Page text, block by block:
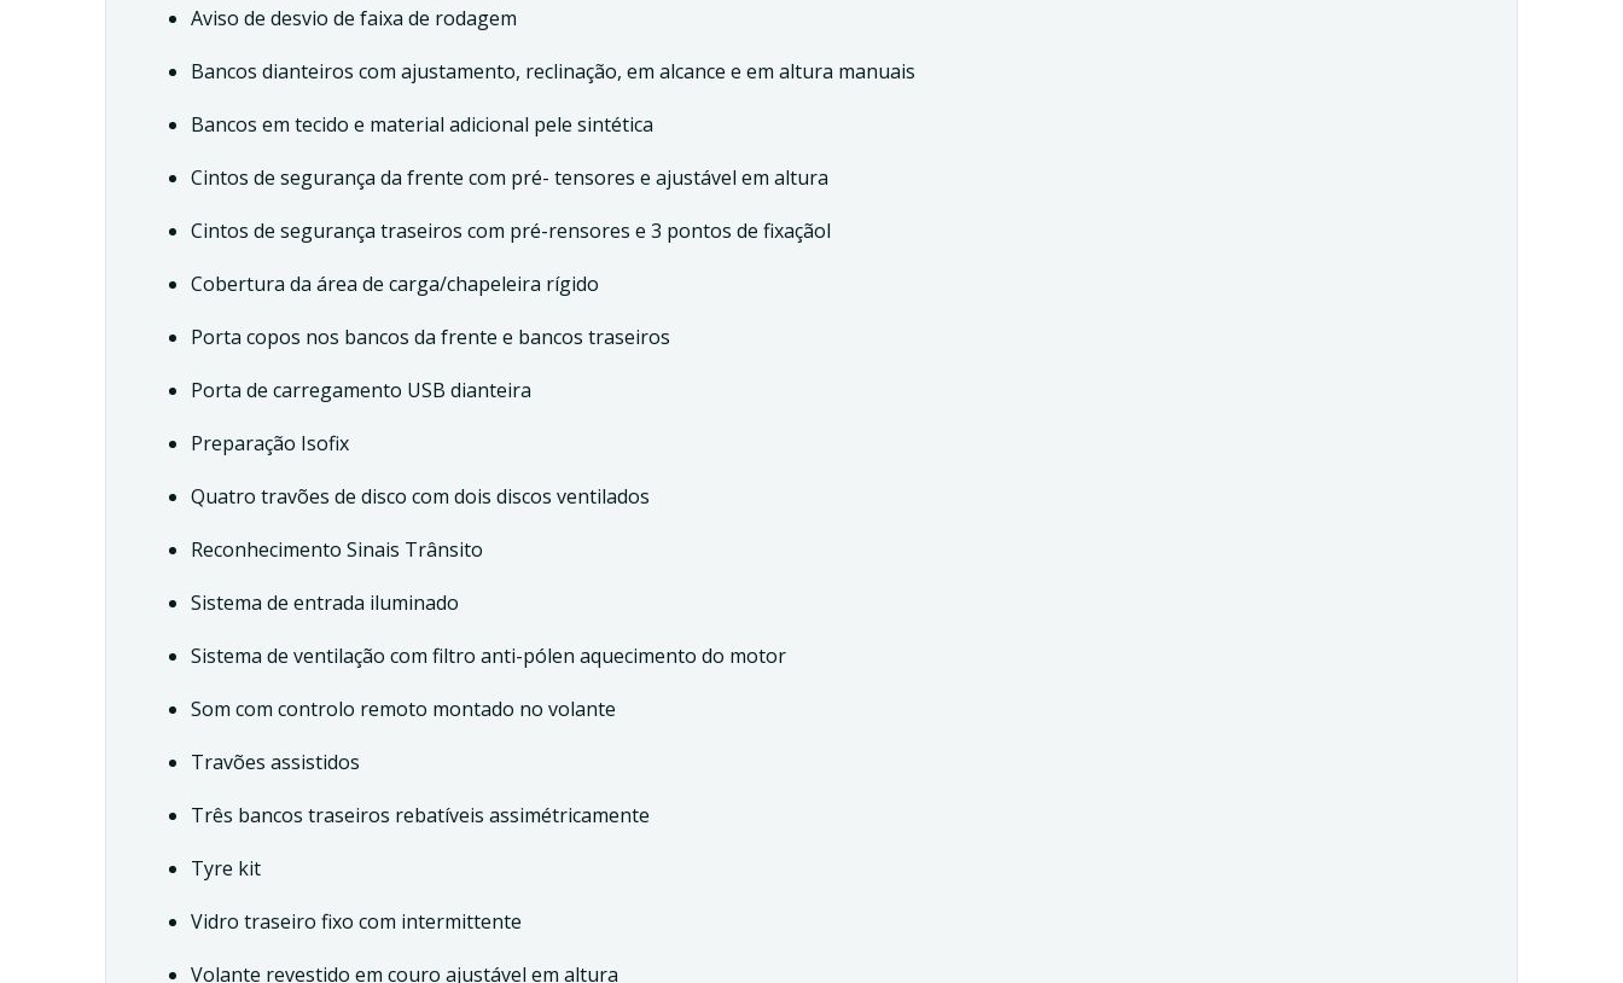
Aviso de desvio de faixa de rodagem
Bancos dianteiros com ajustamento, reclinação, em alcance e em altura manuais
Bancos em tecido e material adicional pele sintética
Cintos de segurança da frente com pré- tensores e ajustável em altura
Cintos de segurança traseiros com pré-rensores e 3 pontos de fixaçãol
Cobertura da área de carga/chapeleira rígido
Porta copos nos bancos da frente e bancos traseiros
Porta de carregamento USB dianteira
Preparação Isofix
Quatro travões de disco com dois discos ventilados
Reconhecimento Sinais Trânsito
Sistema de entrada iluminado
Sistema de ventilação com filtro anti-pólen aquecimento do motor
Som com controlo remoto montado no volante
Travões assistidos
Três bancos traseiros rebatíveis assimétricamente
Tyre kit
Vidro traseiro fixo com intermittente
Volante revestido em couro ajustável em altura